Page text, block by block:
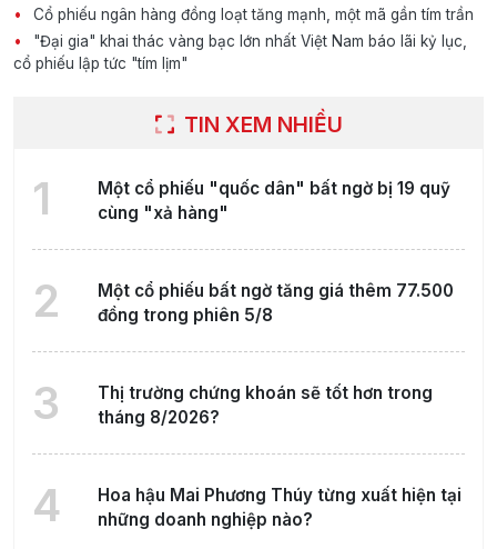
Cổ phiếu ngân hàng đồng loạt tăng mạnh, một mã gần tím trần
"Đại gia" khai thác vàng bạc lớn nhất Việt Nam báo lãi kỷ lục,
cổ phiếu lập tức "tím lịm"
TIN XEM NHIỀU
1
Một cổ phiếu "quốc dân" bất ngờ bị 19 quỹ
cùng "xả hàng"
2
Một cổ phiếu bất ngờ tăng giá thêm 77.500
đồng trong phiên 5/8
3
Thị trường chứng khoán sẽ tốt hơn trong
tháng 8/2026?
4
Hoa hậu Mai Phương Thúy từng xuất hiện tại
những doanh nghiệp nào?